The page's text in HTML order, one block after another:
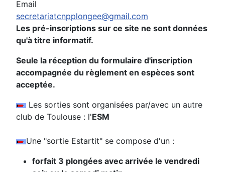
Email
secretariatcnpplongee@gmail.com
Les pré-inscriptions sur ce site ne sont données
qu'à titre informatif.
Seule la réception du formulaire d'inscription
accompagnée du règlement en espèces sont
acceptée.
Les sorties sont organisées par/avec un autre
club de Toulouse : l'ESM
Une "sortie Estartit" se compose d'un :
forfait 3 plongées avec arrivée le vendredi